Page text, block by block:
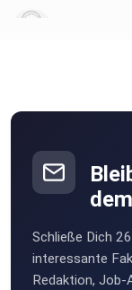
Schließe Dich
interessante
Redaktion, Job-